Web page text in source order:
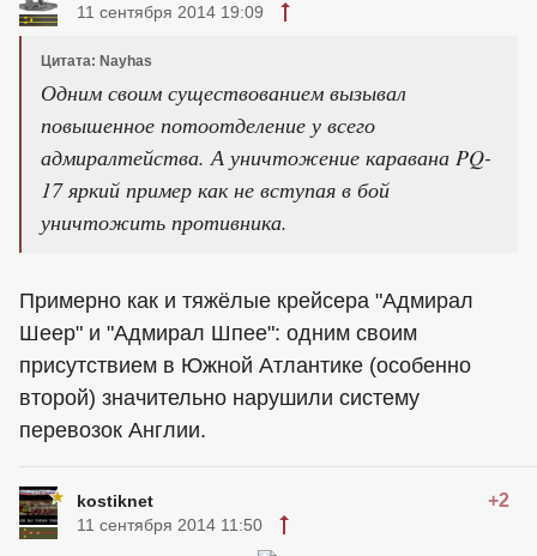
11 сентября 2014 19:09
Цитата: Nayhas
Одним своим существованием вызывал
повышенное потоотделение у всего
адмиралтейства. А уничтожение каравана PQ-
17 яркий пример как не вступая в бой
уничтожить противника.
Примерно как и тяжёлые крейсера "Адмирал
Шеер" и "Адмирал Шпее": одним своим
присутствием в Южной Атлантике (особенно
второй) значительно нарушили систему
перевозок Англии.
kostiknet +2
11 сентября 2014 11:50